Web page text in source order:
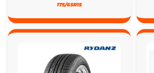
175/65R15